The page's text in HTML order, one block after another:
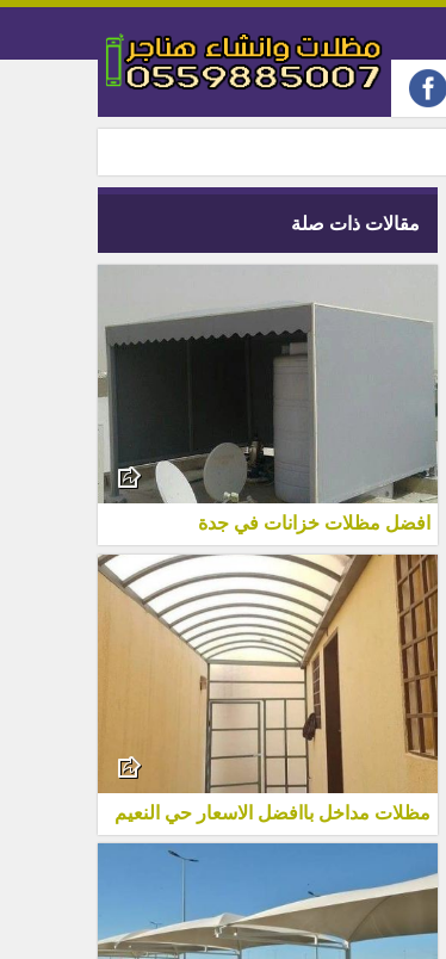
مقالات ذات صلة
افضل مظلات خزانات في جدة
مظلات مداخل باافضل الاسعار حي النعيم